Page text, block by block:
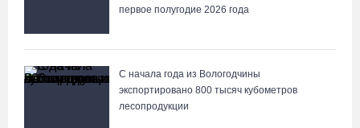
В Череповце госпитализировали пострадавшего в ДТП
07.08.26 / 13:39
Кириллов станет новой столицей «Серебряного ожерелья» в
первое полугодие 2026 года
С начала года из Вологодчины
экспортировано 800 тысяч кубометров
лесопродукции